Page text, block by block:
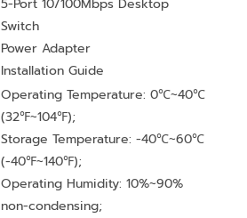
5-Port 10/100Mbps Desktop
Switch
Power Adapter
Installation Guide
Operating Temperature: 0℃~40℃
(32℉~104℉);
Storage Temperature: -40℃~60℃
(-40℉~140℉);
Operating Humidity: 10%~90%
non-condensing;